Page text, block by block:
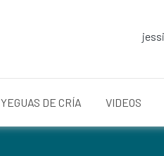
YEGUAS DE CRÍA VIDEOS